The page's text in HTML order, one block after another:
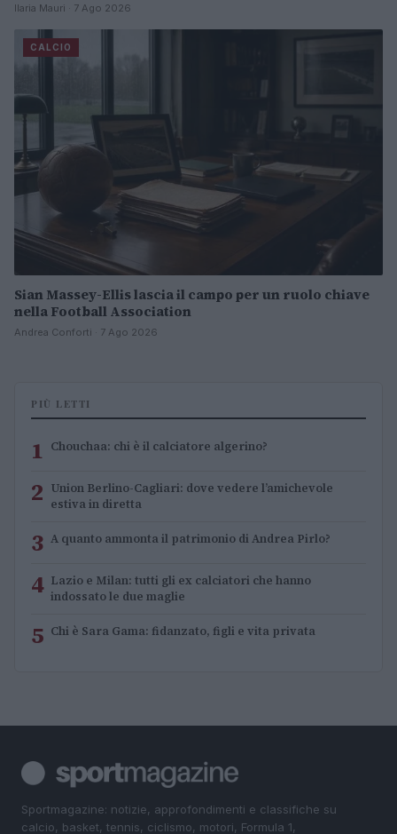
Ilaria Mauri · 7 Ago 2026
CALCIO
Sian Massey-Ellis lascia il campo per un ruolo chiave
nella Football Association
Andrea Conforti · 7 Ago 2026
PIÙ LETTI
1 Chouchaa: chi è il calciatore algerino?
2 Union Berlino-Cagliari: dove vedere l’amichevole
estiva in diretta
3 A quanto ammonta il patrimonio di Andrea Pirlo?
4 Lazio e Milan: tutti gli ex calciatori che hanno
indossato le due maglie
5 Chi è Sara Gama: fidanzato, figli e vita privata
Sportmagazine: notizie, approfondimenti e classifiche su
calcio, basket, tennis, ciclismo, motori, Formula 1,